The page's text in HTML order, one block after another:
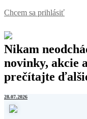
Chcem sa prihlásiť
Nikam
novinky, akcie
prečítajte
28.07.2026